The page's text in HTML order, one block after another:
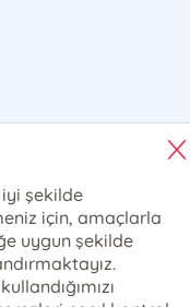
şekilde
için, amaçlarla
uygun şekilde